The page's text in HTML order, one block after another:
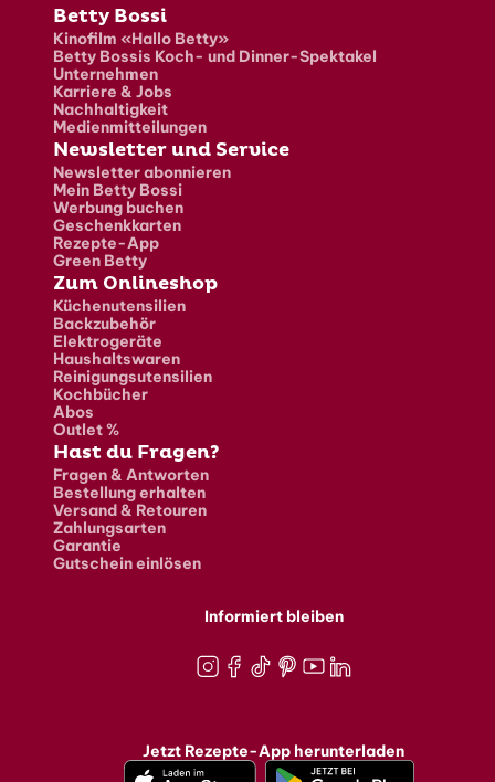
Fusszeile
Betty Bossi
Kinofilm «Hallo Betty»
Betty Bossis Koch- und Dinner-Spektakel
Unternehmen
Karriere & Jobs
Nachhaltigkeit
Medienmitteilungen
Newsletter und Service
Newsletter abonnieren
Mein Betty Bossi
Werbung buchen
Geschenkkarten
Rezepte-App
Green Betty
Zum Onlineshop
Küchenutensilien
Backzubehör
Elektrogeräte
Haushaltswaren
Reinigungsutensilien
Kochbücher
Abos
Outlet %
Hast du Fragen?
Fragen & Antworten
Bestellung erhalten
Versand & Retouren
Zahlungsarten
Garantie
Gutschein einlösen
Informiert bleiben
Jetzt Rezepte-App herunterladen